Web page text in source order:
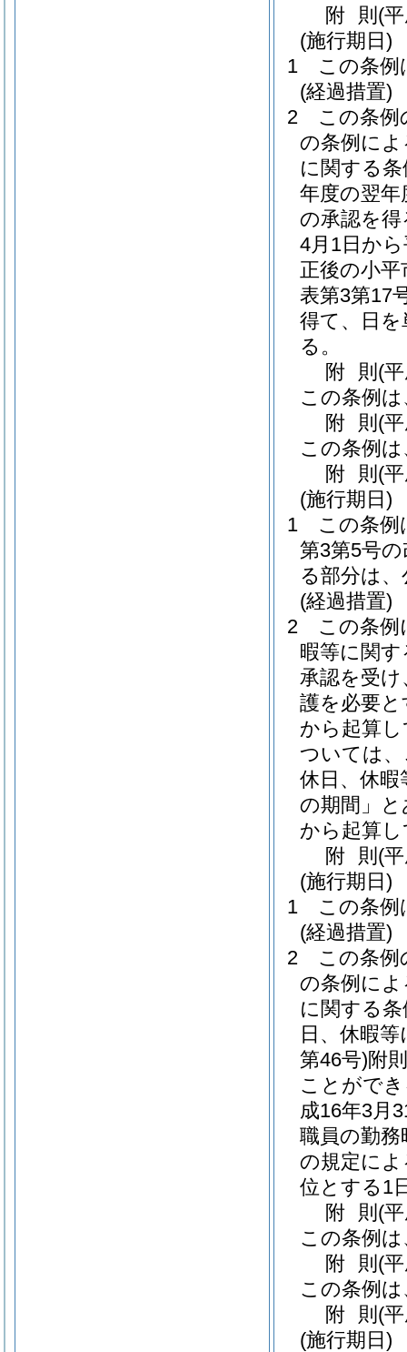
附 則 (
(施行期日)
1
この条例
(経過措置)
2
この条例
の条例によ
に関する
年度の翌
の承認を
4月1日か
正後の小
表第3第17
得て、日
る。
附 則 (
この条例
附 則 (
この条例
附 則 (
(施行期日)
1
この条例
第3第5号
る部分は
(経過措置)
2
この条例
暇等に関
承認を受
護を必要
から起算
ついては
休日、休暇
の期間」
から起算
附 則 (
(施行期日)
1
この条例
(経過措置)
2
この条例
の条例によ
に関する
日、休暇
第46号)附
ことがで
成16年3月
職員の勤務
の規定に
位とする1
附 則 (
この条例
附 則 (
この条例
附 則 (
(施行期日)